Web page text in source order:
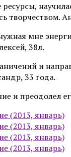
творчеством.
мне
38л.
и
33 года.
и преодолел